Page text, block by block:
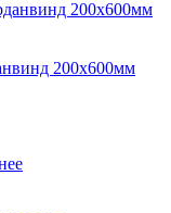
200x600мм